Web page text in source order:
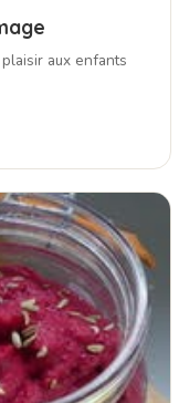
aux enfants